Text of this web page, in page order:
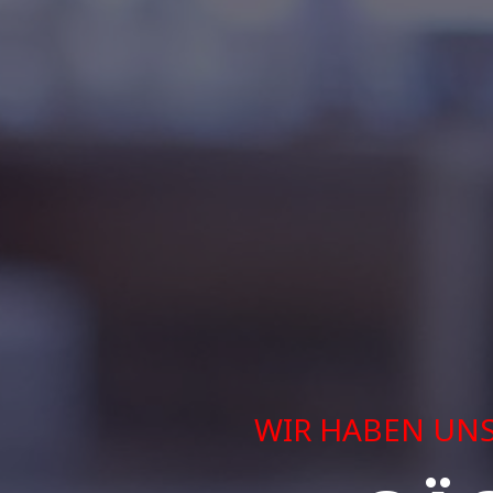
WIR HABEN